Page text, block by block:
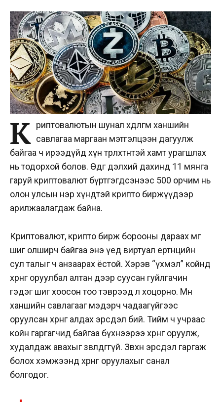
К риптовалютын шунал хөдөлгөм ханшийн
савлагаа маргаан мэтгэлцээн дагуулж
байгаа ч ирээдүйд хүн төрөлхтөнтэй хамт урагшлах
нь тодорхой болов. Өдгөө дэлхий дахинд 11 мянга
гаруй криптовалют бүртгэгдсэнээс 500 орчим нь
олон улсын нэр хүндтэй крипто биржүүдээр
арилжаалагдаж байна.
Криптовалют, крипто бирж борооны дараах мөөг
шиг олширч байгаа энэ үед виртуал ертөнцийн
сул талыг ч анзаарах ёстой. Хэрэв “үхмэл” койнд
хөрөнгө оруулбал алтан дээр суусан гуйлгачин
гэдэг шиг хоосон тоо тэврээд л хоцорно. Мөн
ханшийн савлагааг мэдэрч чадаагүйгээс
оруулсан хөрөнгөө алдах эрсдэл бий. Тийм ч учраас
койн гаргагчид байгаа бүхнээрээ хөрөнгө оруулж,
худалдаж авахыг зөвлөдөггүй. Зөвхөн эрсдэл гаргаж
болох хэмжээнд хөрөнгө оруулахыг санал
болгодог.